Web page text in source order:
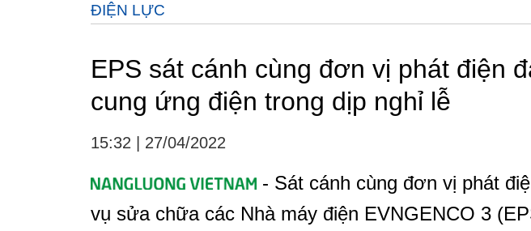
ĐIỆN LỰC
EPS sát cánh cùng đơn vị phát điện
cung ứng điện trong dịp nghỉ lễ
15:32 27/04/2022
- Sát cánh cùng đơn vị phát
vụ sửa chữa các Nhà máy điện EVNGENCO 3